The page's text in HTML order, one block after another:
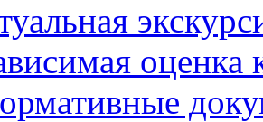
оценка